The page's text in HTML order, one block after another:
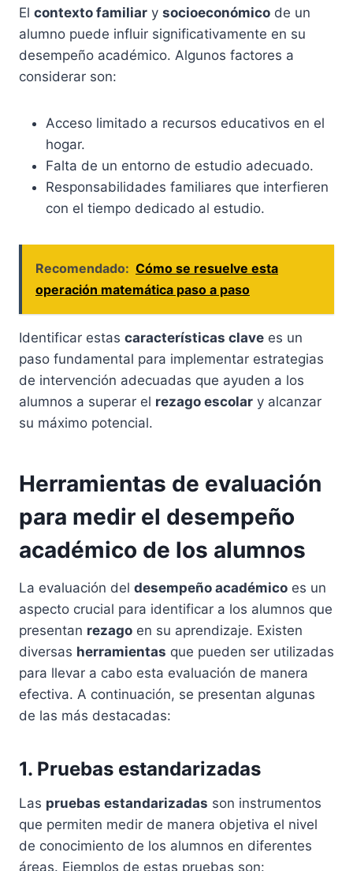
El contexto familiar y socioeconómico de un
alumno puede influir significativamente en su
desempeño académico. Algunos factores a
considerar son:
Acceso limitado a recursos educativos en el
hogar.
Falta de un entorno de estudio adecuado.
Responsabilidades familiares que interfieren
con el tiempo dedicado al estudio.
Recomendado: Cómo se resuelve esta
operación matemática paso a paso
Identificar estas características clave es un
paso fundamental para implementar estrategias
de intervención adecuadas que ayuden a los
alumnos a superar el rezago escolar y alcanzar
su máximo potencial.
Herramientas de evaluación
para medir el desempeño
académico de los alumnos
La evaluación del desempeño académico es un
aspecto crucial para identificar a los alumnos que
presentan rezago en su aprendizaje. Existen
diversas herramientas que pueden ser utilizadas
para llevar a cabo esta evaluación de manera
efectiva. A continuación, se presentan algunas
de las más destacadas:
1. Pruebas estandarizadas
Las pruebas estandarizadas son instrumentos
que permiten medir de manera objetiva el nivel
de conocimiento de los alumnos en diferentes
áreas. Ejemplos de estas pruebas son: